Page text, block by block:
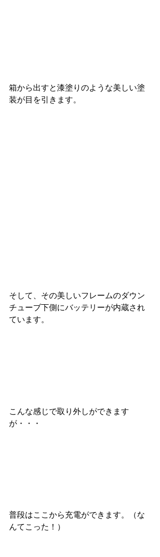
箱から出すと漆塗りのような美しい塗
装が目を引きます。
そして、その美しいフレームのダウン
チューブ下側にバッテリーが内蔵され
ています。
こんな感じで取り外しができます
が・・・
普段はここから充電ができます。（な
んてこった！）